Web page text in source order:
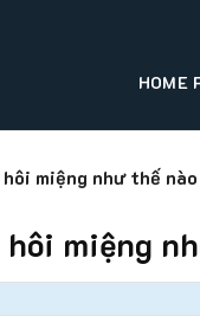
HOME
miệng như thế
miệng